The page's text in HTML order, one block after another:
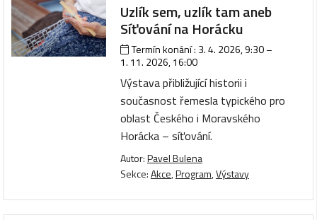
Uzlík sem, uzlík tam aneb
Síťování na Horácku
Termín konání : 3. 4. 2026, 9:30–
1. 11. 2026, 16:00
Výstava přibližující historii i
současnost řemesla typického pro
oblast Českého i Moravského
Horácka – síťování.
Autor:Pavel Bulena
Sekce:Akce,Program,Výstavy